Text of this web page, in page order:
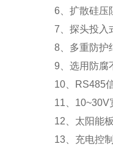
6、扩散硅压
7、探头投入
8、多重防护
9、选用防腐
10、RS485
11、10~30V
12、太阳能
13、充电控